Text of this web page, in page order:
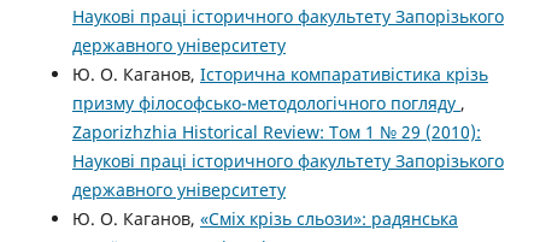
Наукові праці історичного факультету Запорізького
державного університету
Ю. О. Каганов, Історична компаративістика крізь
призму філософсько-методологічного погляду ,
Zaporizhzhia Historical Review: Том 1 № 29 (2010):
Наукові праці історичного факультету Запорізького
державного університету
Ю. О. Каганов, «Сміх крізь сльози»: радянська